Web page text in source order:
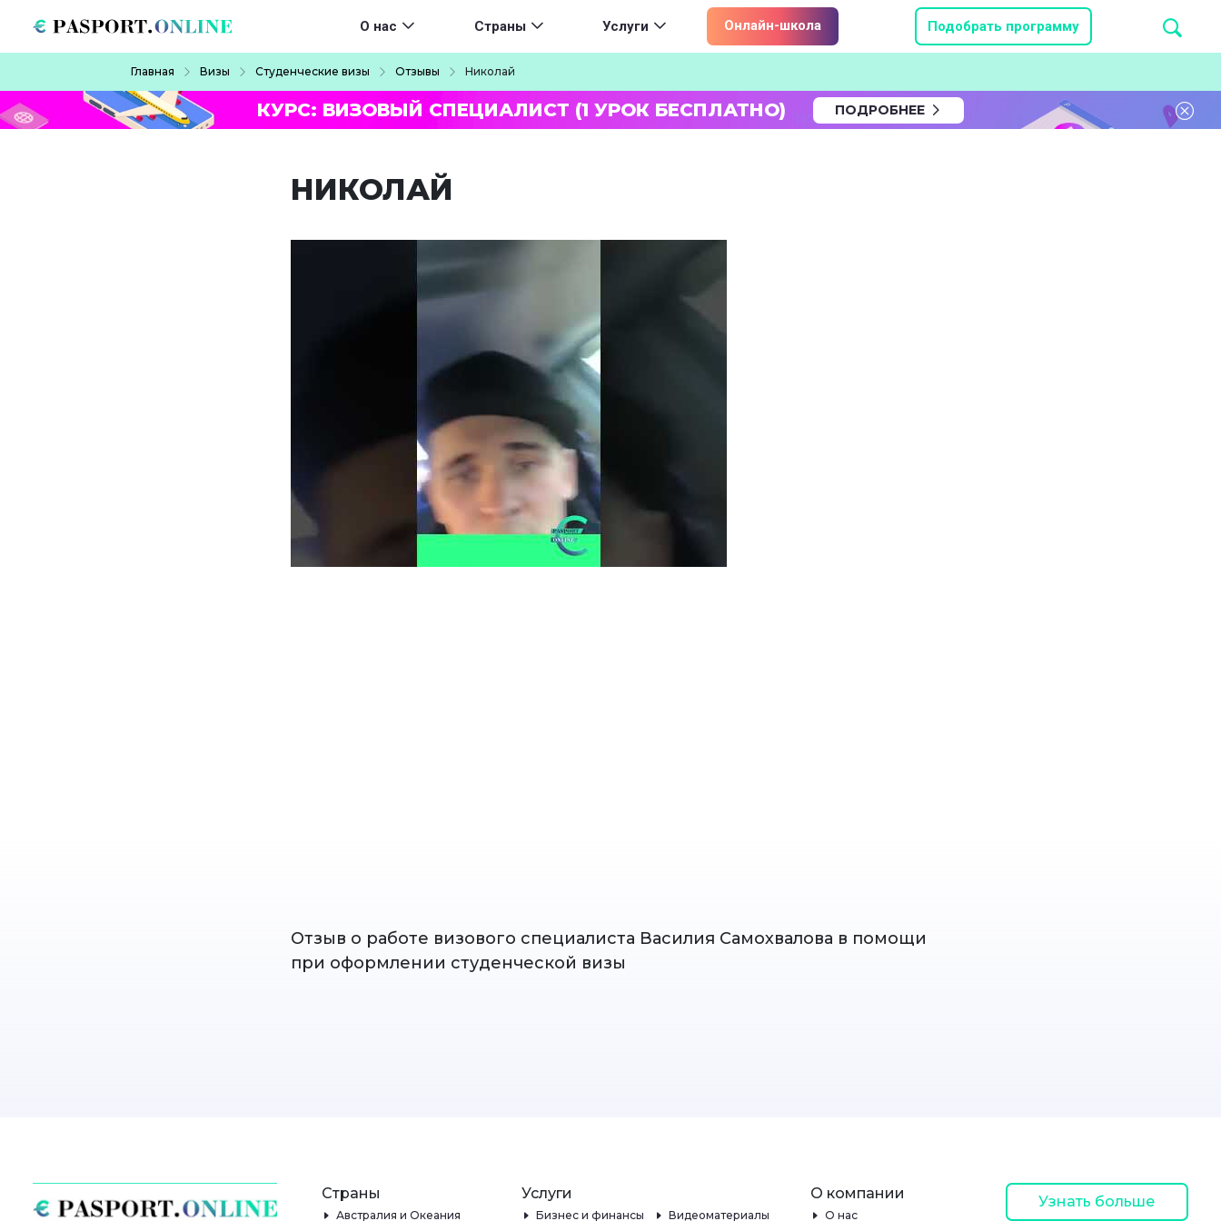
Main navigation
О нас Страны Услуги Онлайн-школа Подобрать программу
Главная Визы Студенческие визы Отзывы Николай
КУРС: ВИЗОВЫЙ СПЕЦИАЛИСТ (1 УРОК БЕСПЛАТНО) ПОДРОБНЕЕ
НИКОЛАЙ
Отзыв о работе визового специалиста Василия Самохвалова в помощи
при оформлении студенческой визы
Страны
Австралия и Океания
Услуги
Бизнес и финансы Видеоматериалы
О компании
О нас
Узнать больше